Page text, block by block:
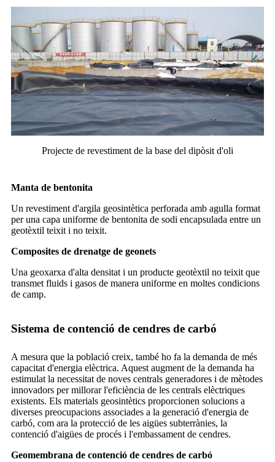
Projecte de revestiment de la base del dipòsit d'oli
Manta de bentonita
Un revestiment d'argila geosintètica perforada amb agulla format
per una capa uniforme de bentonita de sodi encapsulada entre un
geotèxtil teixit i no teixit.
Composites de drenatge de geonets
Una geoxarxa d'alta densitat i un producte geotèxtil no teixit que
transmet fluids i gasos de manera uniforme en moltes condicions
de camp.
Sistema de contenció de cendres de carbó
A mesura que la població creix, també ho fa la demanda de més
capacitat d'energia elèctrica. Aquest augment de la demanda ha
estimulat la necessitat de noves centrals generadores i de mètodes
innovadors per millorar l'eficiència de les centrals elèctriques
existents. Els materials geosintètics proporcionen solucions a
diverses preocupacions associades a la generació d'energia de
carbó, com ara la protecció de les aigües subterrànies, la
contenció d'aigües de procés i l'embassament de cendres.
Geomembrana de contenció de cendres de carbó